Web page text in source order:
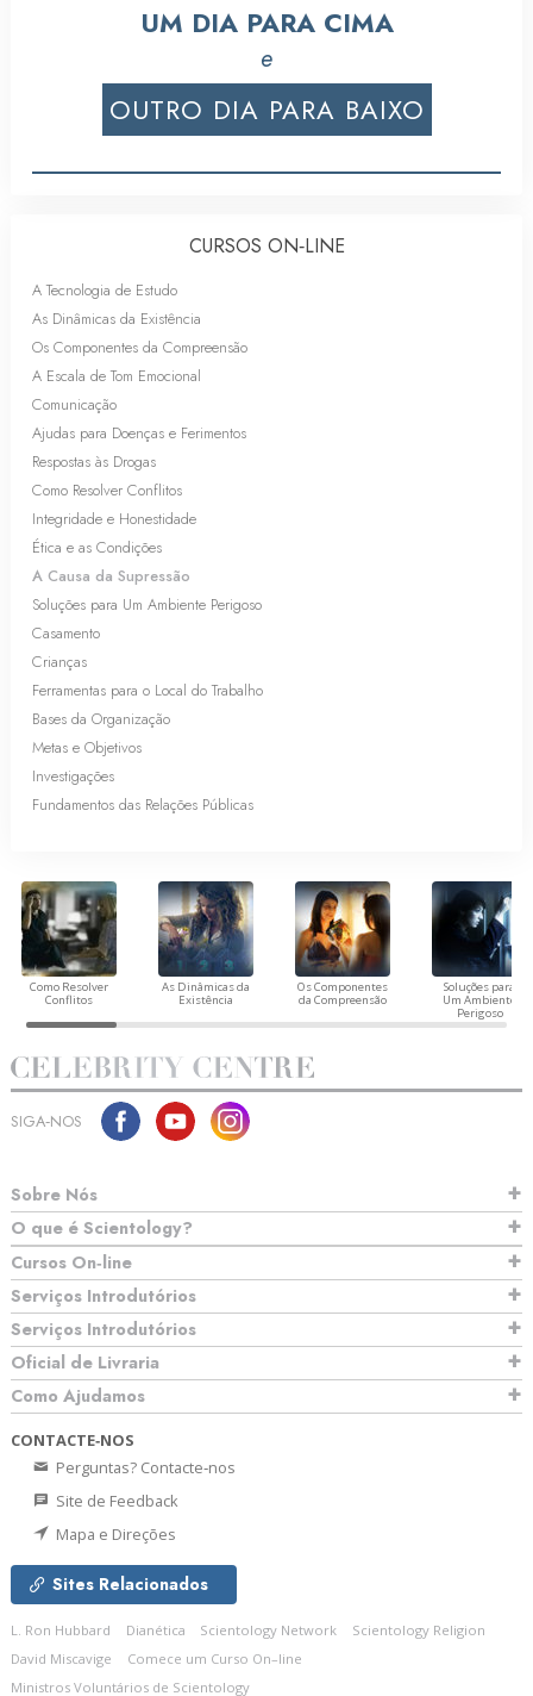
UM DIA PARA CIMA
e
OUTRO DIA PARA BAIXO
CURSOS ON‑LINE
A Tecnologia de Estudo
As Dinâmicas da Existência
Os Componentes da Compreensão
A Escala de Tom Emocional
Comunicação
Ajudas para Doenças e Ferimentos
Respostas às Drogas
Como Resolver Conflitos
Integridade e Honestidade
Ética e as Condições
A Causa da Supressão
Soluções para Um Ambiente Perigoso
Casamento
Crianças
Ferramentas para o Local do Trabalho
Bases da Organização
Metas e Objetivos
Investigações
Fundamentos das Relações Públicas
Como Resolver
Conflitos
As Dinâmicas da
Existência
Os Componentes
da Compreensão
Soluções para
Um Ambiente
Perigoso
SIGA‑NOS
Sobre Nós
O que é Scientology?
Cursos On‑line
Serviços Introdutórios
Serviços Introdutórios
Oficial de Livraria
Como Ajudamos
CONTACTE‑NOS
Perguntas? Contacte‑nos
Site de Feedback
Mapa e Direções
Sites Relacionados
L. Ron Hubbard Dianética Scientology Network
Scientology Religion
David Miscavige
Comece um Curso On–line
Ministros Voluntários de Scientology